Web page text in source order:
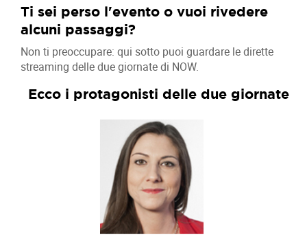
Ti sei perso l'evento o vuoi rivedere
alcuni passaggi?
Non ti preoccupare: qui sotto puoi guardare le dirette
streaming delle due giornate di NOW.
Ecco i protagonisti delle due giornate